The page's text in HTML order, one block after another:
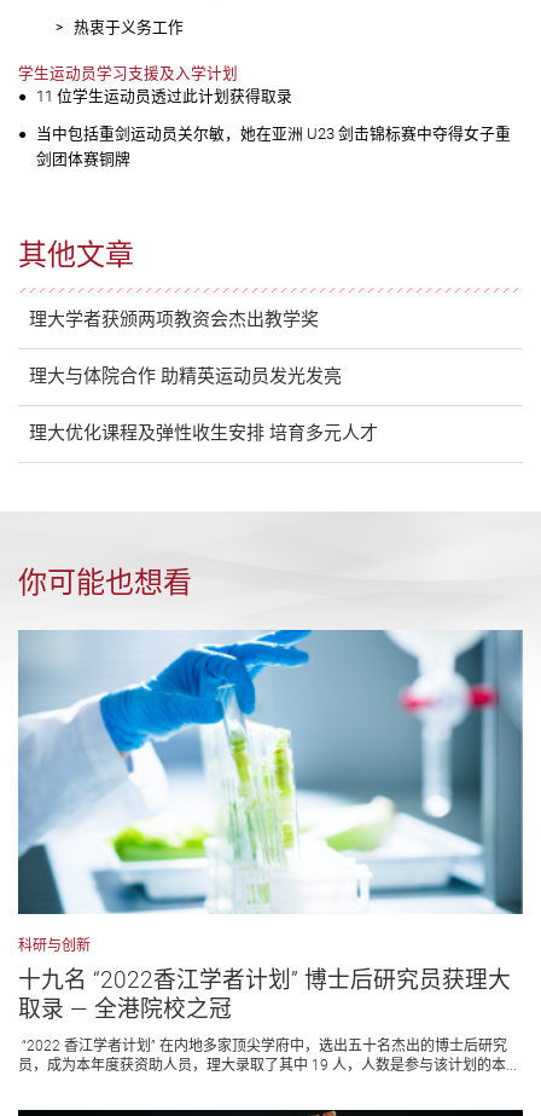
其他文章
理大学者获颁两项教资会杰出教学奖
理大与体院合作 助精英运动员发光发亮
理大优化课程及弹性收生安排 培育多元人才
热衷于义务工作
学生运动员学习支援及入学计划
11 位学生运动员透过此计划获得取录
当中包括重剑运动员关尔敏，她在亚洲 U23 剑击锦标赛中夺得女子重
剑团体赛铜牌
你可能也想看
科研与创新
十九名 “2022香江学者计划” 博士后研究员获理大
取录 — 全港院校之冠
“2022 香江学者计划” 在内地多家顶尖学府中，选出五十名杰出的博士后研究
员，成为本年度获资助人员，理大录取了其中 19 人，人数是参与该计划的本...